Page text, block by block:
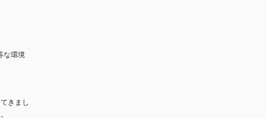
な環境
きまし